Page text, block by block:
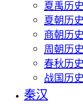
夏禹历史
夏朝历史
商朝历史
周朝历史
春秋历史
战国历史
秦汉